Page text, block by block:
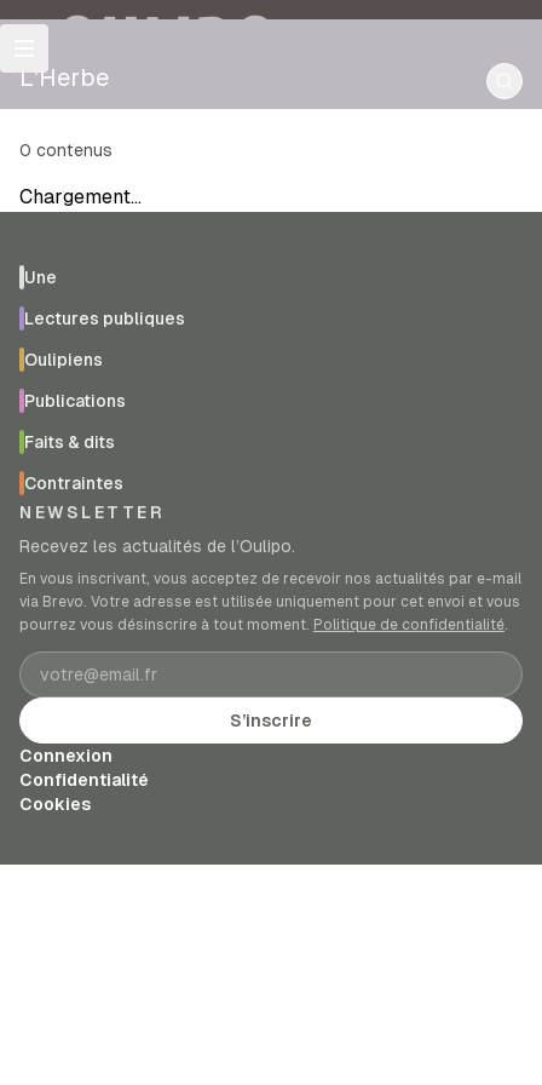
OULIPO
L'Herbe
0 contenus
Chargement…
Une
Lectures publiques
Oulipiens
Publications
Faits & dits
Contraintes
NEWSLETTER
Recevez les actualités de l’Oulipo.
En vous inscrivant, vous acceptez de recevoir nos actualités par e-mail
via Brevo. Votre adresse est utilisée uniquement pour cet envoi et vous
pourrez vous désinscrire à tout moment. Politique de confidentialité.
Adresse e-mail
S’inscrire
Connexion
Confidentialité
Cookies